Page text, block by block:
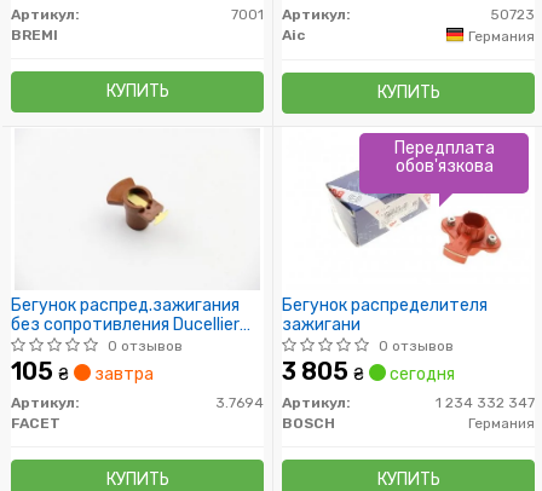
Артикул:
7001
BREMI
КУПИТЬ
Артикул:
50723
Aic
Германия
КУПИТЬ
Бегунок распред.зажигания
без сопротивления Ducellier
205,305,309,405,Renault
0 отзывов
105 ₴ завтра
Артикул:
3.7694
FACET
КУПИТЬ
Бегунок распределителя
зажигани
0 отзывов
3 805 ₴ сегодня
Артикул:
1 234 332 347
BOSCH
Германия
КУПИТЬ
Передплата
обов'язкова